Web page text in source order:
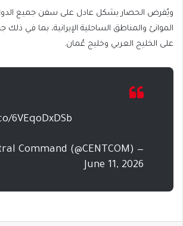
ويُفرض الحصار بشكل عادل على سفن جميع الدول
الموانئ والمناطق الساحلية الإيرانية، بما في ذلك
على الخليج العربي وخليج عُمان.
6VEqoDxDSb
Command (@CENTCOM)
June 11, 2026